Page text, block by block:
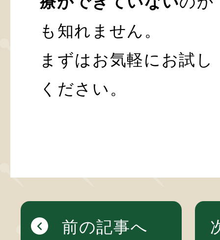
も知れません。
まずはお気軽にお試し
ください。
前の記事へ